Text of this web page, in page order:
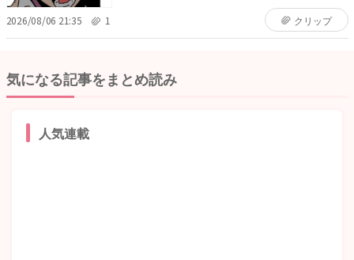
2026/08/06 21:35 1 クリップ
気になる記事をまとめ読み
人気連載